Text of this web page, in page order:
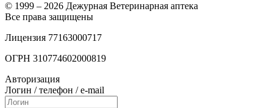
© 1999 – 2026 Дежурная Ветеринарная аптека
Все права защищены
Лицензия 77163000717
ОГРН 310774602000819
Авторизация
Логин / телефон / e-mail